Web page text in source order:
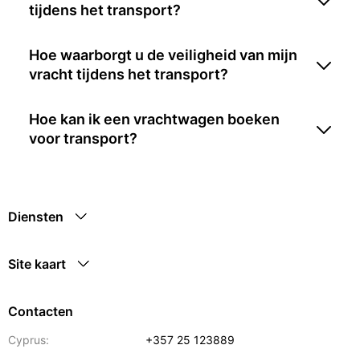
tijdens het transport?
Hoe waarborgt u de veiligheid van mijn
vracht tijdens het transport?
Hoe kan ik een vrachtwagen boeken
voor transport?
Diensten
Site kaart
Contacten
Cyprus:
+357 25 123889